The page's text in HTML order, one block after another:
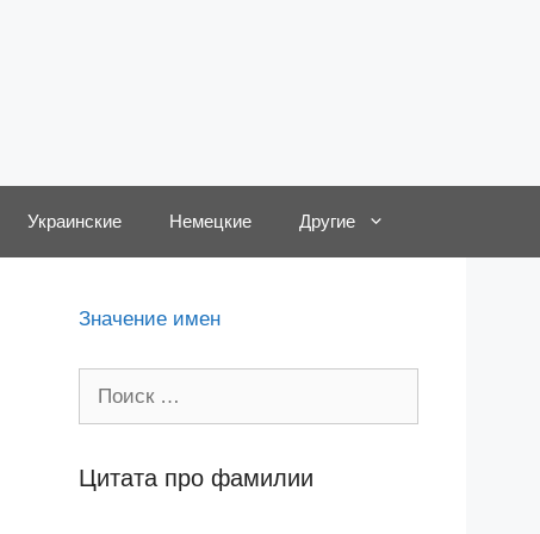
Украинские Немецкие Другие
Значение имен
Цитата про фамилии